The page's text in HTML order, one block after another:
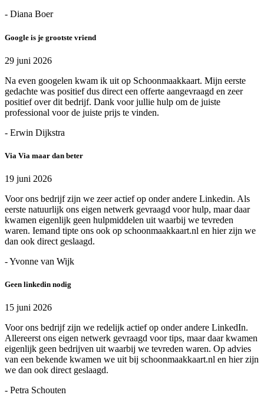
- Diana Boer
Google is je grootste vriend
29 juni 2026
Na even googelen kwam ik uit op Schoonmaakkaart. Mijn eerste
gedachte was positief dus direct een offerte aangevraagd en zeer
positief over dit bedrijf. Dank voor jullie hulp om de juiste
professional voor de juiste prijs te vinden.
- Erwin Dijkstra
Via Via maar dan beter
19 juni 2026
Voor ons bedrijf zijn we zeer actief op onder andere Linkedin. Als
eerste natuurlijk ons eigen netwerk gevraagd voor hulp, maar daar
kwamen eigenlijk geen hulpmiddelen uit waarbij we tevreden
waren. Iemand tipte ons ook op schoonmaakkaart.nl en hier zijn we
dan ook direct geslaagd.
- Yvonne van Wijk
Geen linkedin nodig
15 juni 2026
Voor ons bedrijf zijn we redelijk actief op onder andere LinkedIn.
Allereerst ons eigen netwerk gevraagd voor tips, maar daar kwamen
eigenlijk geen bedrijven uit waarbij we tevreden waren. Op advies
van een bekende kwamen we uit bij schoonmaakkaart.nl en hier zijn
we dan ook direct geslaagd.
- Petra Schouten